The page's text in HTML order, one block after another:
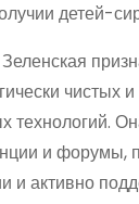
детей-
чистых и
технологий.
и форумы,
и активно